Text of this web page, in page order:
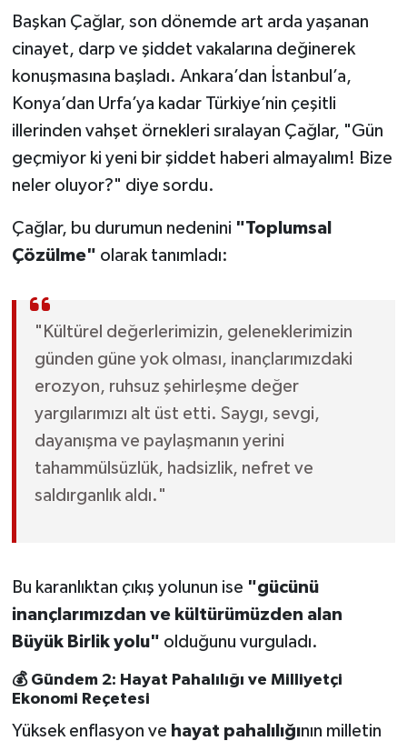
Başkan Çağlar, son dönemde art arda yaşanan
cinayet, darp ve şiddet vakalarına değinerek
konuşmasına başladı. Ankara’dan İstanbul’a,
Konya’dan Urfa’ya kadar Türkiye’nin çeşitli
illerinden vahşet örnekleri sıralayan Çağlar, "Gün
geçmiyor ki yeni bir şiddet haberi almayalım! Bize
neler oluyor?" diye sordu.
Çağlar, bu durumun nedenini "Toplumsal
Çözülme" olarak tanımladı:
"Kültürel değerlerimizin, geleneklerimizin
günden güne yok olması, inançlarımızdaki
erozyon, ruhsuz şehirleşme değer
yargılarımızı alt üst etti. Saygı, sevgi,
dayanışma ve paylaşmanın yerini
tahammülsüzlük, hadsizlik, nefret ve
saldırganlık aldı."
Bu karanlıktan çıkış yolunun ise "gücünü
inançlarımızdan ve kültürümüzden alan
Büyük Birlik yolu" olduğunu vurguladı.
💰 Gündem 2: Hayat Pahalılığı ve Milliyetçi
Ekonomi Reçetesi
Yüksek enflasyon ve hayat pahalılığının milletin